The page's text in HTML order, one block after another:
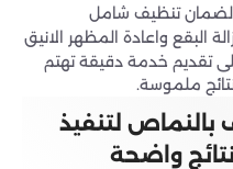
لضمان تنظيف شامل
البقع واعادة المظهر الانيق
تقديم خدمة دقيقة تهتم
ملموسة.
لتنفيذ
واضحة